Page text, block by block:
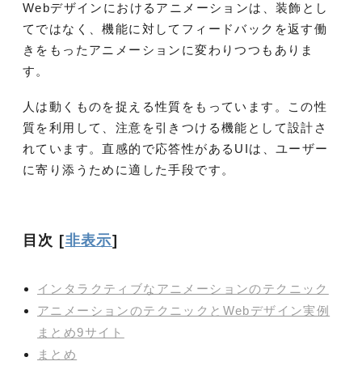
Webデザインにおけるアニメーションは、装飾とし
てではなく、機能に対してフィードバックを返す働
きをもったアニメーションに変わりつつもありま
す。
人は動くものを捉える性質をもっています。この性
質を利用して、注意を引きつける機能として設計さ
れています。直感的で応答性があるUIは、ユーザー
に寄り添うために適した手段です。
目次 [非表示]
インタラクティブなアニメーションのテクニック
アニメーションのテクニックとWebデザイン実例
まとめ9サイト
まとめ